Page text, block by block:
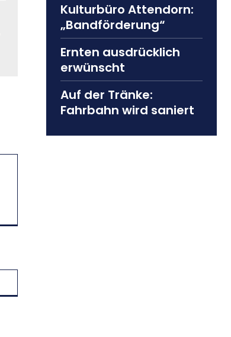
Kulturbüro Attendorn:
„Bandförderung“
Ernten ausdrücklich
erwünscht
Auf der Tränke:
Fahrbahn wird saniert